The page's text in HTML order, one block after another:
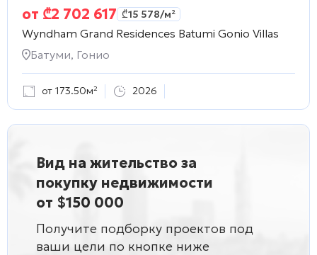
от ₾2 702 617 ₾15 578/м²
Wyndham Grand Residences Batumi Gonio Villas
Батуми, Гонио
от 173.50м² 2026
Вид на жительство за
покупку недвижимости
от $150 000
Получите подборку проектов под
ваши цели по кнопке ниже